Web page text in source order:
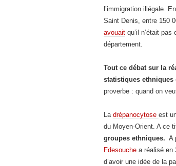
l’immigration illégale.
Saint Denis, entre 150
avouait qu’il n’était
département.
Tout ce débat sur la
statistiques ethniques
proverbe : quand on
La drépanocytose est
du Moyen-Orient. A ce
groupes ethniques. A
Fdesouche a réalisé en
d’avoir une idée de la